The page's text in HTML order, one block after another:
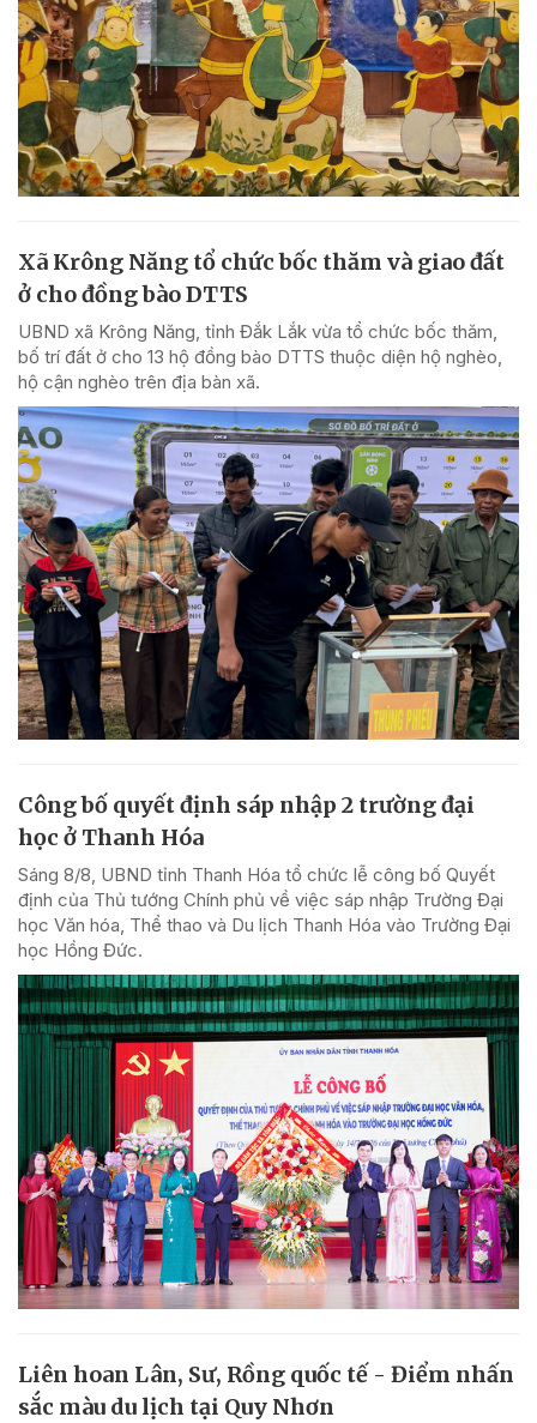
Xã Krông Năng tổ chức bốc thăm và giao đất
ở cho đồng bào DTTS
UBND xã Krông Năng, tỉnh Đắk Lắk vừa tổ chức bốc thăm,
bố trí đất ở cho 13 hộ đồng bào DTTS thuộc diện hộ nghèo,
hộ cận nghèo trên địa bàn xã.
Công bố quyết định sáp nhập 2 trường đại
học ở Thanh Hóa
Sáng 8/8, UBND tỉnh Thanh Hóa tổ chức lễ công bố Quyết
định của Thủ tướng Chính phủ về việc sáp nhập Trường Đại
học Văn hóa, Thể thao và Du lịch Thanh Hóa vào Trường Đại
học Hồng Đức.
Liên hoan Lân, Sư, Rồng quốc tế - Điểm nhấn
sắc màu du lịch tại Quy Nhơn